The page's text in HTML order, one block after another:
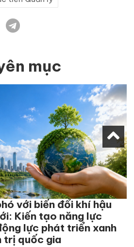
mục
với biến đổi khí hậu
Kiến tạo năng lực
lực phát triển xanh
trị quốc gia